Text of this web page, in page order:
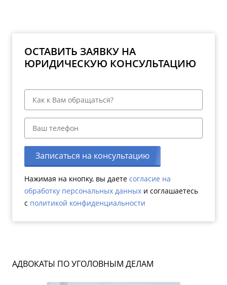
ОСТАВИТЬ ЗАЯВКУ НА
ЮРИДИЧЕСКУЮ КОНСУЛЬТАЦИЮ
Записаться на консультацию
Нажимая на кнопку, вы даете согласие на
обработку персональных данных и соглашаетесь
c политикой конфиденциальности
АДВОКАТЫ ПО УГОЛОВНЫМ ДЕЛАМ